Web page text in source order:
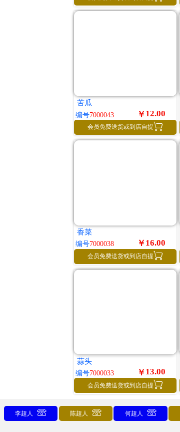
苦瓜
编号7000043 ￥ 12.00
会员免费送货或到店自提 
香菜
编号7000038 ￥ 16.00
会员免费送货或到店自提 
蒜头
编号7000033 ￥ 13.00
会员免费送货或到店自提 
李超人  陈超人  何超人 